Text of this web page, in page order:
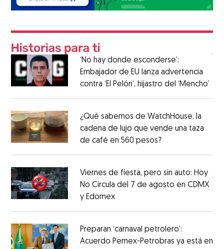
‘No hay donde esconderse’:
Embajador de EU lanza advertencia
contra ‘El Pelón’, hijastro del ‘Mencho’
¿Qué sabemos de WatchHouse, la
cadena de lujo que vende una taza
de café en 560 pesos?
Viernes de fiesta, pero sin auto: Hoy
No Circula del 7 de agosto en CDMX
y Edomex
Preparan ‘carnaval petrolero’:
Acuerdo Pemex-Petrobras ya está en